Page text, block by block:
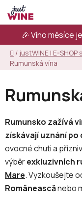
Přejít
na
obsah
🎉 Víno měsíce
Domů
/ justWINE | E-SHOP
Rumunská vína
Rumunsko zažívá
získávají uznání po
ovocné chuti a
výběrexkluzivních
Mare. Vyzkoušejte
Româneascănebo